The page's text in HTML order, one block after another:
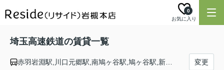
お気に入り
0
埼玉高速鉄道の賃貸一覧
変更